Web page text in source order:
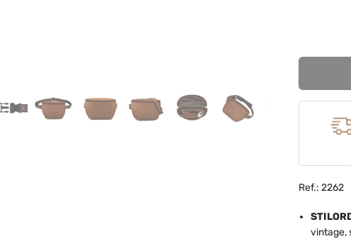
Ref.: 2262
vintage,